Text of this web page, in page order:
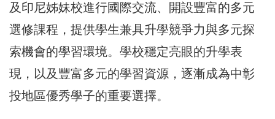
及印尼姊妹校進行國際交流、開設豐富的多元
選修課程，提供學生兼具升學競爭力與多元探
索機會的學習環境。學校穩定亮眼的升學表
現，以及豐富多元的學習資源，逐漸成為中彰
投地區優秀學子的重要選擇。